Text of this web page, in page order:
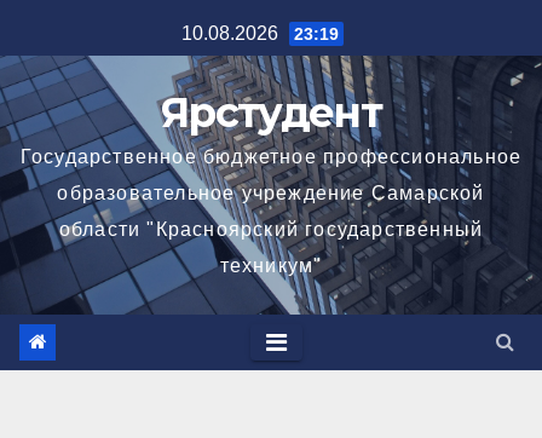
к
содержимому
10.08.2026 23:19
Ярстудент
Государственное бюджетное профессиональное
образовательное учреждение Самарской
области "Красноярский государственный
техникум"